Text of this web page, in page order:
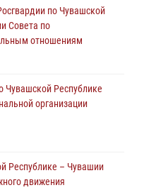
подозреваемого в
национальной гвардии
армии Виктор Золотов
по Чувашской
Совета по
отношениям
Чувашской Республике
организации
Республике – Чувашии
движения